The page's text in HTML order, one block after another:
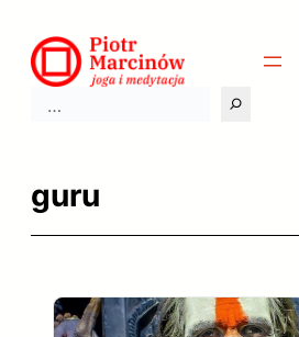
do
treści
guru